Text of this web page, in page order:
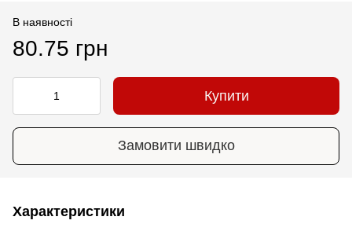
В наявності
80.75 грн
Купити
Замовити швидко
Характеристики